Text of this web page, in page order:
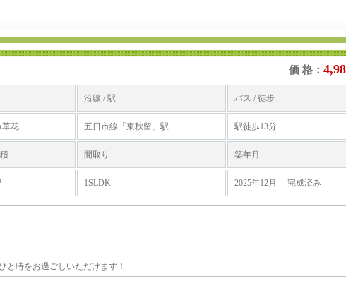
価 格：
沿線 / 駅 バス / 徒歩
草花 五日市線「東秋留」駅 駅徒歩13分
間取り 築年月
1SLDK 2025年12月 完成済み
時をお過ごしいただけます！